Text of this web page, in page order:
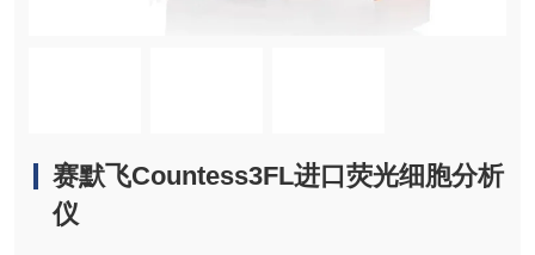
赛默飞Countess3FL进口荧光细胞分析
仪